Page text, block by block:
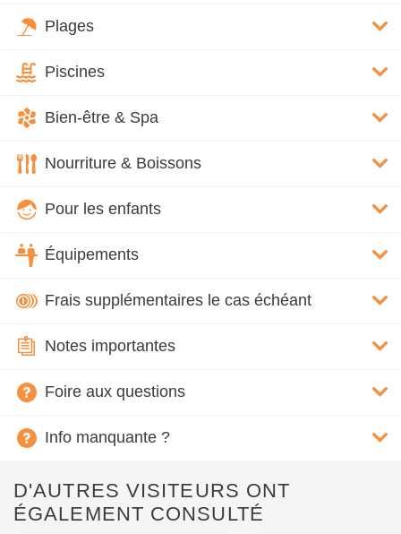
Plages
Piscines
Bien-être & Spa
Nourriture & Boissons
Pour les enfants
Équipements
Frais supplémentaires le cas échéant
Notes importantes
Foire aux questions
Info manquante ?
D'AUTRES VISITEURS ONT
ÉGALEMENT CONSULTÉ